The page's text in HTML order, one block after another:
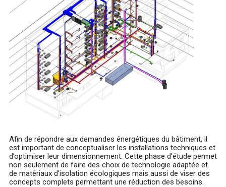
Afin de répondre aux demandes énergétiques du bâtiment, il
est important de conceptualiser les installations techniques et
d’optimiser leur dimensionnement. Cette phase d’étude permet
non seulement de faire des choix de technologie adaptée et
de matériaux d’isolation écologiques mais aussi de viser des
concepts complets permettant une réduction des besoins.